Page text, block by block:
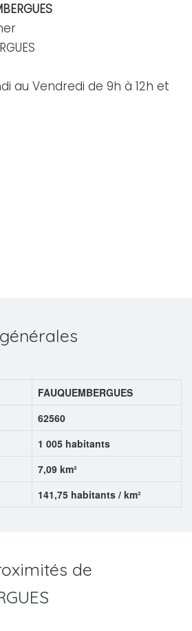
au Vendredi de 9h à 12h et
FAUQUEMBERGUES
62560
1 005 habitants
7,09 km²
141,75 habitants / km²
de